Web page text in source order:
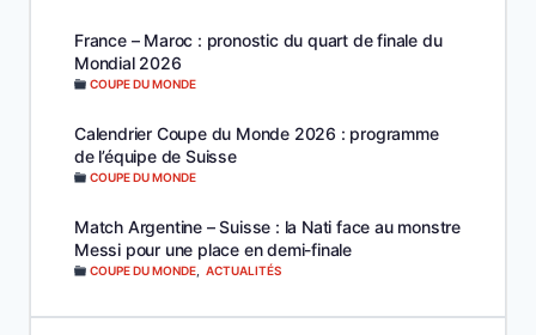
France – Maroc : pronostic du quart de finale du
Mondial 2026
COUPE DU MONDE
Calendrier Coupe du Monde 2026 : programme
de l’équipe de Suisse
COUPE DU MONDE
Match Argentine – Suisse : la Nati face au monstre
Messi pour une place en demi-finale
COUPE DU MONDE ACTUALITÉS